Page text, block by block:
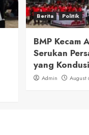
Berita Politik
BMP Kecam
Serukan
yang
Admin August